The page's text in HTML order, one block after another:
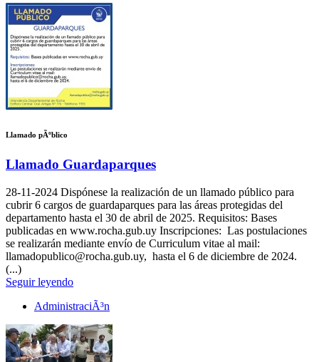
Llamado pÃºblico
Llamado Guardaparques
28-11-2024 Dispónese la realización de un llamado público para
cubrir 6 cargos de guardaparques para las áreas protegidas del
departamento hasta el 30 de abril de 2025. Requisitos: Bases
publicadas en www.rocha.gub.uy Inscripciones: Las postulaciones
se realizarán mediante envío de Curriculum vitae al mail:
llamadopublico@rocha.gub.uy, hasta el 6 de diciembre de 2024.
(...)
Seguir leyendo
AdministraciÃ³n